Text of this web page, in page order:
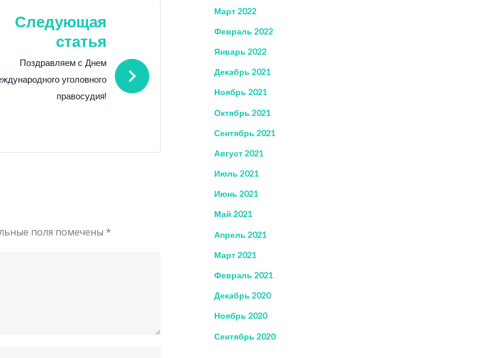
Следующая
статья
Поздравляем с Днем
уголовного
правосудия!
поля помечены *
Март 2022
Февраль 2022
Январь 2022
Декабрь 2021
Ноябрь 2021
Октябрь 2021
Сентябрь 2021
Август 2021
Июль 2021
Июнь 2021
Май 2021
Апрель 2021
Март 2021
Февраль 2021
Декабрь 2020
Ноябрь 2020
Сентябрь 2020